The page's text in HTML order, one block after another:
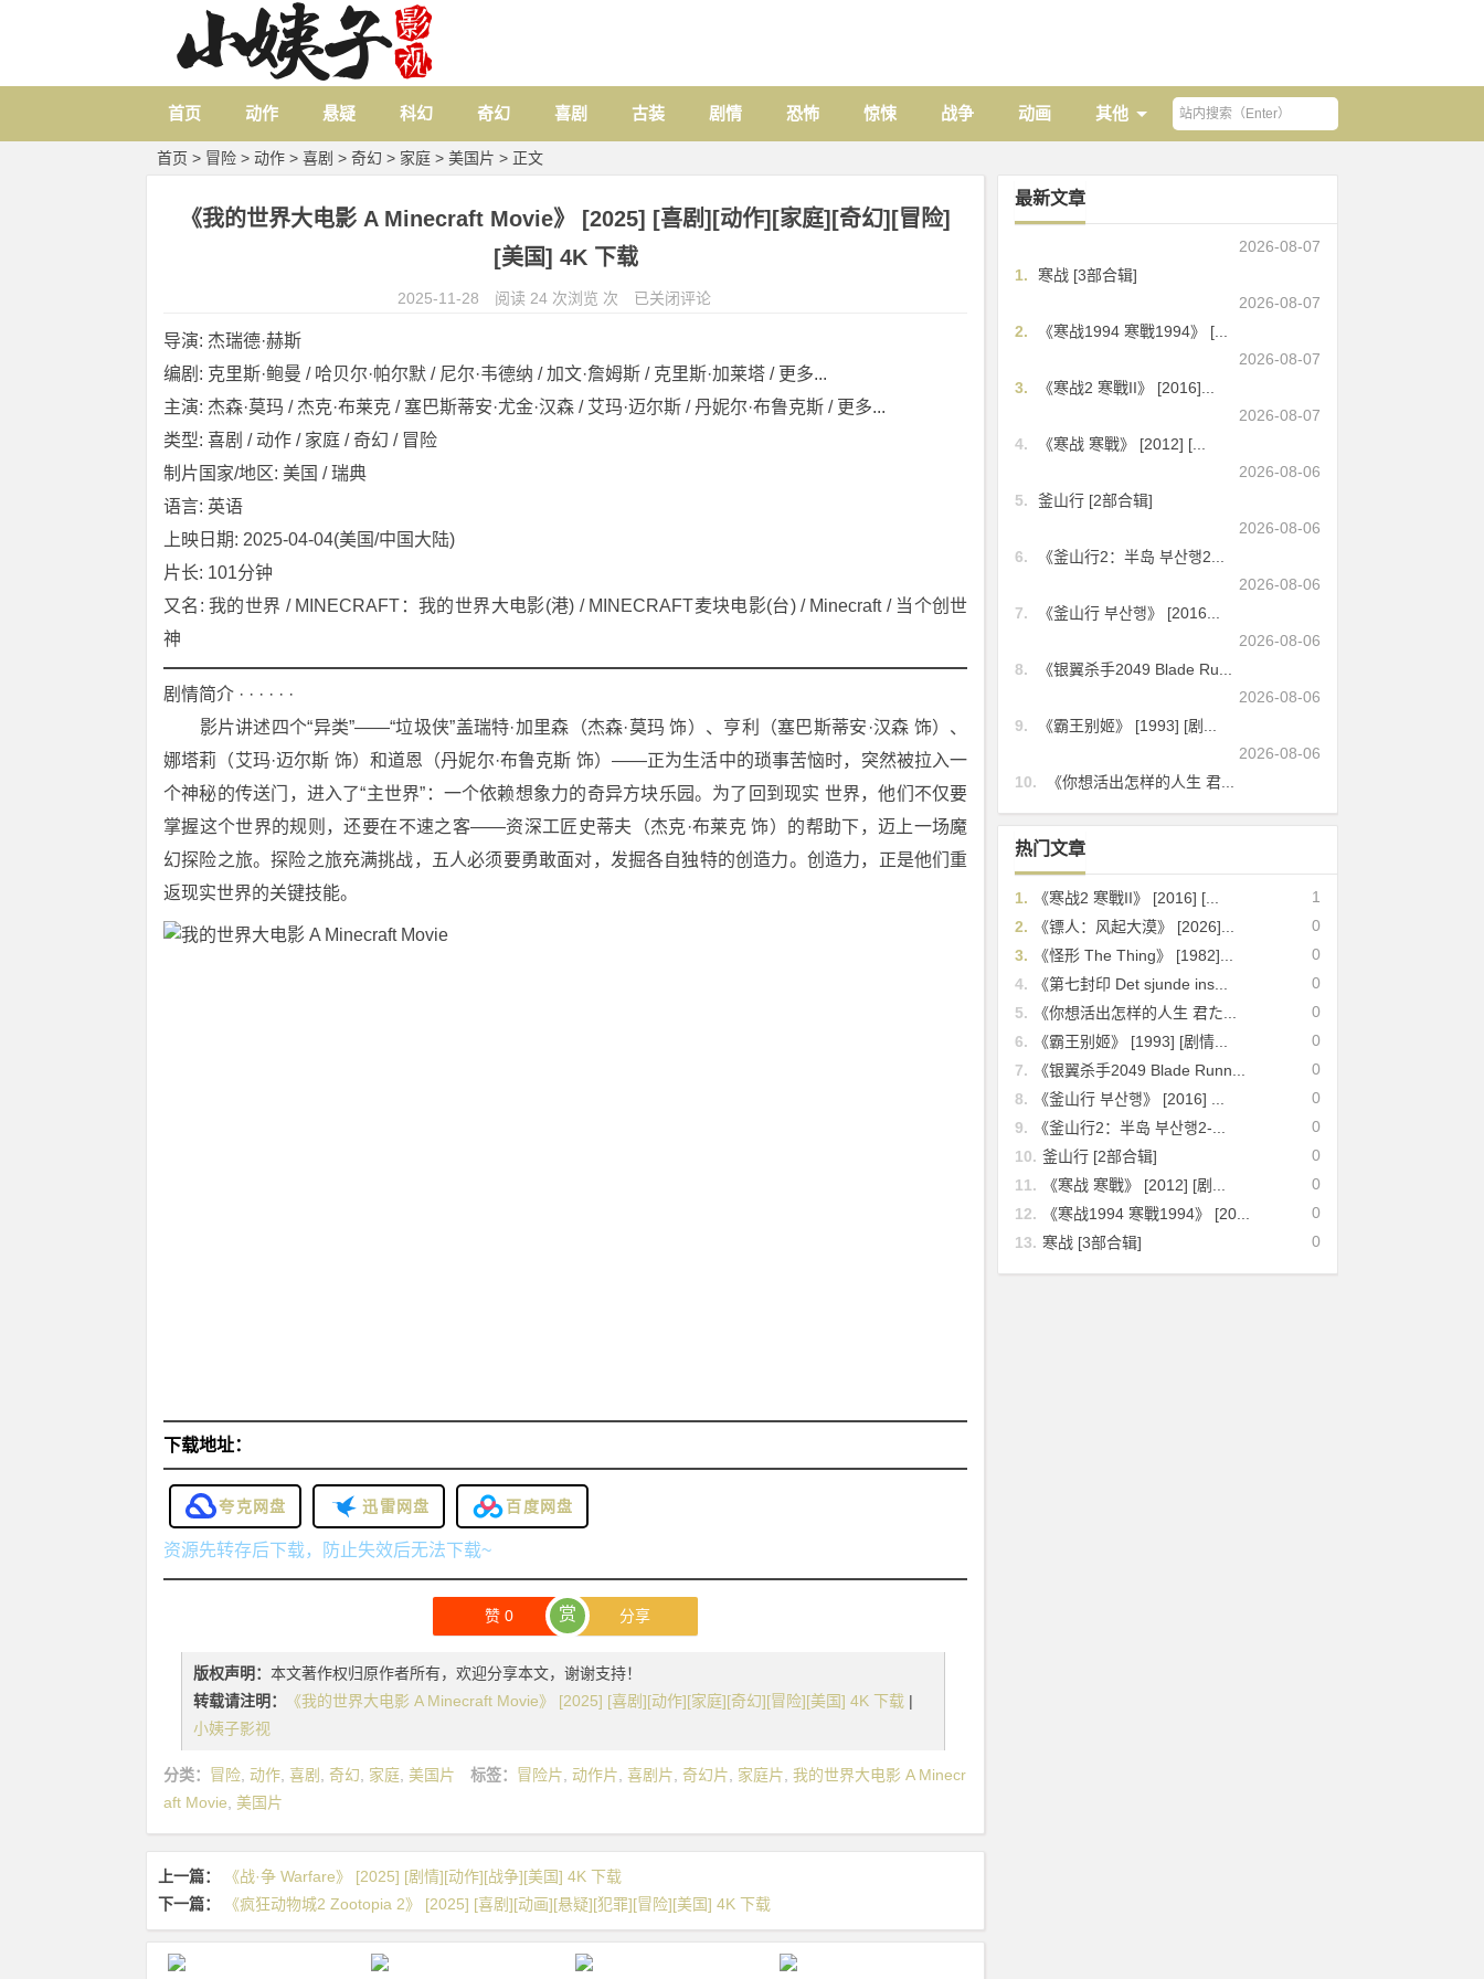
首页 动作 悬疑 科幻 奇幻 喜剧 古装 剧情 恐怖 惊悚 战争 动画 其他
首页 > 冒险 > 动作 > 喜剧 > 奇幻 > 家庭 > 美国片 > 正文
《我的世界大电影 A Minecraft Movie》 [2025] [喜剧][动作][家庭][奇幻][冒险]
[美国] 4K 下载
2025-11-28 阅读 24 次浏览 次 已关闭评论
导演: 杰瑞德·赫斯
编剧: 克里斯·鲍曼 / 哈贝尔·帕尔默 / 尼尔·韦德纳 / 加文·詹姆斯 / 克里斯·加莱塔 / 更多...
主演: 杰森·莫玛 / 杰克·布莱克 / 塞巴斯蒂安·尤金·汉森 / 艾玛·迈尔斯 / 丹妮尔·布鲁克斯 / 更多...
类型: 喜剧 / 动作 / 家庭 / 奇幻 / 冒险
制片国家/地区: 美国 / 瑞典
语言: 英语
上映日期: 2025-04-04(美国/中国大陆)
片长: 101分钟
又名: 我的世界 / MINECRAFT：我的世界大电影(港) / MINECRAFT麦块电影(台) / Minecraft / 当个创世
神
剧情简介 · · · · · ·
影片讲述四个“异类”——“垃圾侠”盖瑞特·加里森（杰森·莫玛 饰）、亨利（塞巴斯蒂安·汉森 饰）、
娜塔莉（艾玛·迈尔斯 饰）和道恩（丹妮尔·布鲁克斯 饰）——正为生活中的琐事苦恼时，突然被拉入一
个神秘的传送门，进入了“主世界”：一个依赖想象力的奇异方块乐园。为了回到现实 世界，他们不仅要
掌握这个世界的规则，还要在不速之客——资深工匠史蒂夫（杰克·布莱克 饰）的帮助下，迈上一场魔
幻探险之旅。探险之旅充满挑战，五人必须要勇敢面对，发掘各自独特的创造力。创造力，正是他们重
返现实世界的关键技能。
下载地址：
夸克网盘 迅雷网盘 百度网盘
资源先转存后下载，防止失效后无法下载~
赞 0 赏 分享
版权声明：本文著作权归原作者所有，欢迎分享本文，谢谢支持！
转载请注明：
《我的世界大电影 A Minecraft Movie》 [2025] [喜剧][动作][家庭][奇幻][冒险][美国] 4K 下载 |
小姨子影视
分类： 冒险 动作 喜剧 奇幻 家庭 美国片 标签： 冒险片 动作片 喜剧片 奇幻片 家庭片 我的世界大电影 A Minecr
aft Movie 美国片
上一篇：
《战·争 Warfare》 [2025] [剧情][动作][战争][美国] 4K 下载
下一篇：
《疯狂动物城2 Zootopia 2》 [2025] [喜剧][动画][悬疑][犯罪][冒险][美国] 4K 下载
最新文章
2026-08-07
1.
寒战 [3部合辑]
2026-08-07
2.
《寒战1994 寒戰1994》 [...
2026-08-07
3.
《寒战2 寒戰II》 [2016]...
2026-08-07
4.
《寒战 寒戰》 [2012] [...
2026-08-06
5.
釜山行 [2部合辑]
2026-08-06
6.
《釜山行2：半岛 부산행2...
2026-08-06
7.
《釜山行 부산행》 [2016...
2026-08-06
8.
《银翼杀手2049 Blade Ru...
2026-08-06
9.
《霸王别姬》 [1993] [剧...
2026-08-06
10.
《你想活出怎样的人生 君...
热门文章
1
1.
《寒战2 寒戰II》 [2016] [...
0
2.
《镖人：风起大漠》 [2026]...
0
3.
《怪形 The Thing》 [1982]...
0
4.
《第七封印 Det sjunde ins...
0
5.
《你想活出怎样的人生 君た...
0
6.
《霸王别姬》 [1993] [剧情...
0
7.
《银翼杀手2049 Blade Runn...
0
8.
《釜山行 부산행》 [2016] ...
0
9.
《釜山行2：半岛 부산행2-...
0
10. 釜山行 [2部合辑]
0
11.
《寒战 寒戰》 [2012] [剧...
0
12.
《寒战1994 寒戰1994》 [20...
0
13. 寒战 [3部合辑]